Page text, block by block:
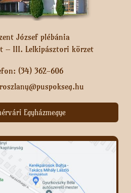
József plébánia
– III. Lelkipásztori körzet
(34) 362-606
Egyházmegye